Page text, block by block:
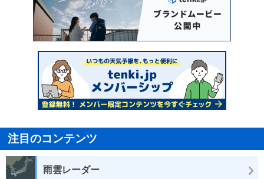
注目のコンテンツ
雨雲レーダー